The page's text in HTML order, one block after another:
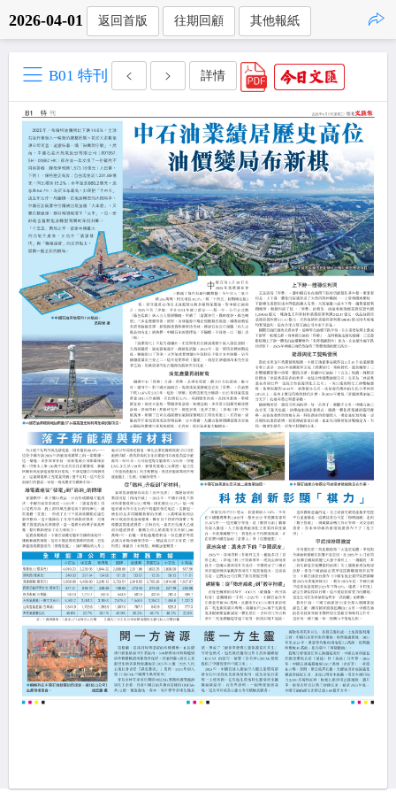
2026-04-01 返回首版 往期回顧 其他報紙
B01 特刊 詳情